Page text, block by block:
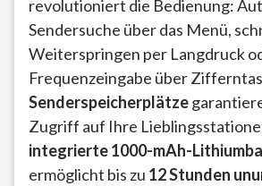
revolutioniert die Bedienung:
Sendersuche über das Menü,
Weiterspringen per Langdruck
Frequenzeingabe über
Senderspeicherplätze
Zugriff auf Ihre
integrierte 1000-mAh-
ermöglicht bis zu 12 Stunden